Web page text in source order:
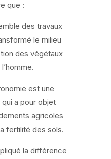
que :
des travaux
le milieu
des végétaux
est une
a pour objet
agricoles
fertilité des sols.
la différence